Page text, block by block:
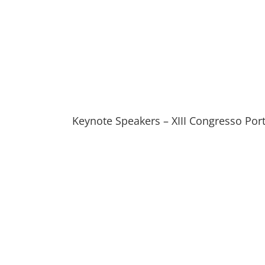
Keynote Speakers – XIII Congresso